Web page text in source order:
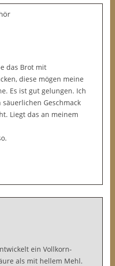
das Brot mit
diese mögen meine
Es ist gut gelungen. Ich
Geschmack
Liegt das an meinem
ein Vollkorn-
als mit hellem Mehl.